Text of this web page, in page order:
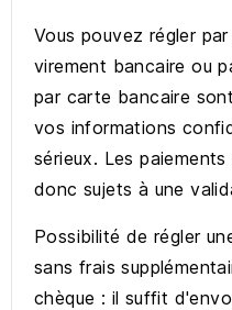
Vous pouvez régler
virement bancaire ou
par carte bancaire
vos informations
sérieux. Les
donc sujets à une
Possibilité de régler
sans frais
chèque : il suffit